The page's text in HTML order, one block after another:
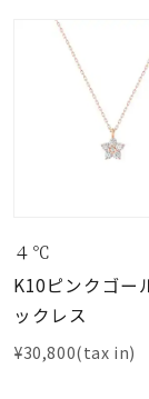
４℃
K10ピンクゴー
ックレス
¥30,800(tax in)